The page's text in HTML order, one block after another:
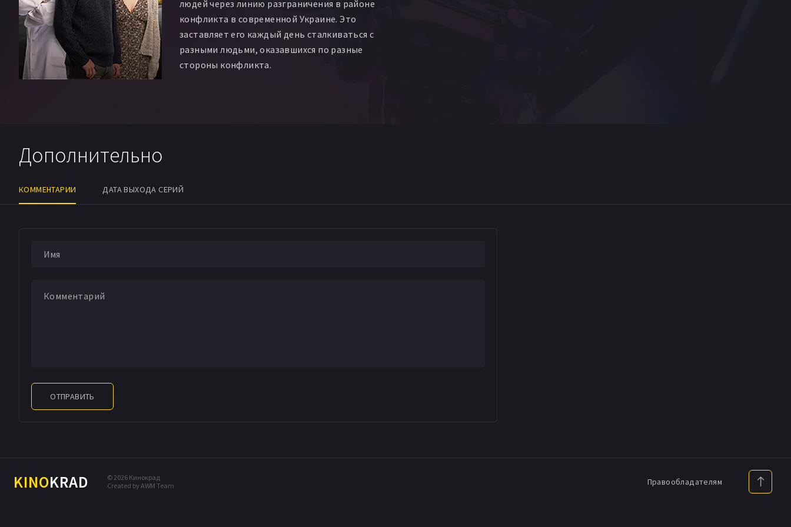
людей через линию разграничения в районе
конфликта в современной Украине. Это
заставляет его каждый день сталкиваться с
разными людьми, оказавшихся по разные
стороны конфликта.
Дополнительно
КОММЕНТАРИИ ДАТА ВЫХОДА СЕРИЙ
ОТПРАВИТЬ
KINOKRAD
© 2026 Кинокрад
Created by AWM Team
Правообладателям